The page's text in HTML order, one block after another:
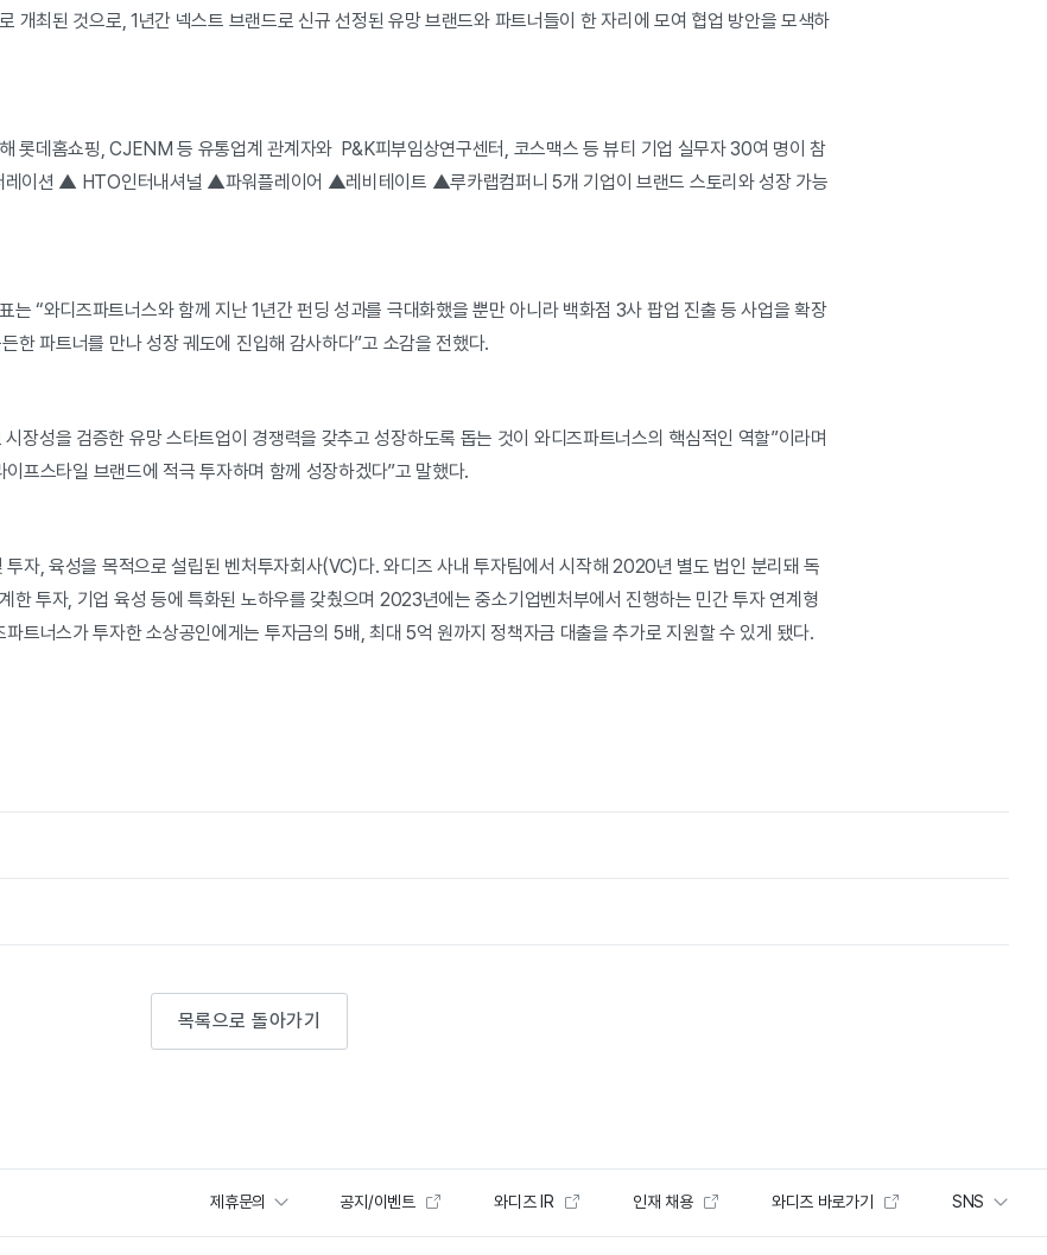
개최된 것으로, 1년간 넥스트 브랜드로 신규 선정된 유망 브랜드와 파트너들이 한 자리에 모여 협업 방안을 모색하
롯데홈쇼핑, CJENM 등 유통업계 관계자와 P&K피부임상연구센터, 코스맥스 등 뷰티 기업 실무자 30여 명이 참
이션 ▲ HTO인터내셔널 ▲파워플레이어 ▲레비테이트 ▲루카랩컴퍼니 5개 기업이 브랜드 스토리와 성장 가능
는 “와디즈파트너스와 함께 지난 1년간 펀딩 성과를 극대화했을 뿐만 아니라 백화점 3사 팝업 진출 등 사업을 확장
한 파트너를 만나 성장 궤도에 진입해 감사하다”고 소감을 전했다.
장성을 검증한 유망 스타트업이 경쟁력을 갖추고 성장하도록 돕는 것이 와디즈파트너스의 핵심적인 역할”이라며
프스타일 브랜드에 적극 투자하며 함께 성장하겠다”고 말했다.
자, 육성을 목적으로 설립된 벤처투자회사(VC)다. 와디즈 사내 투자팀에서 시작해 2020년 별도 법인 분리돼 독
한 투자, 기업 육성 등에 특화된 노하우를 갖췄으며 2023년에는 중소기업벤처부에서 진행하는 민간 투자 연계형
트너스가 투자한 소상공인에게는 투자금의 5배, 최대 5억 원까지 정책자금 대출을 추가로 지원할 수 있게 됐다.
목록으로 돌아가기
제휴문의 공지/이벤트 와디즈 IR 인재 채용 와디즈 바로가기 SNS